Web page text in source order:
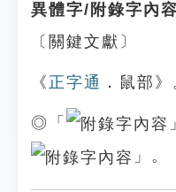
異體字/附錄字內容
〔關鍵文獻〕
《 正字通 ．鼠部》
◎「
」。